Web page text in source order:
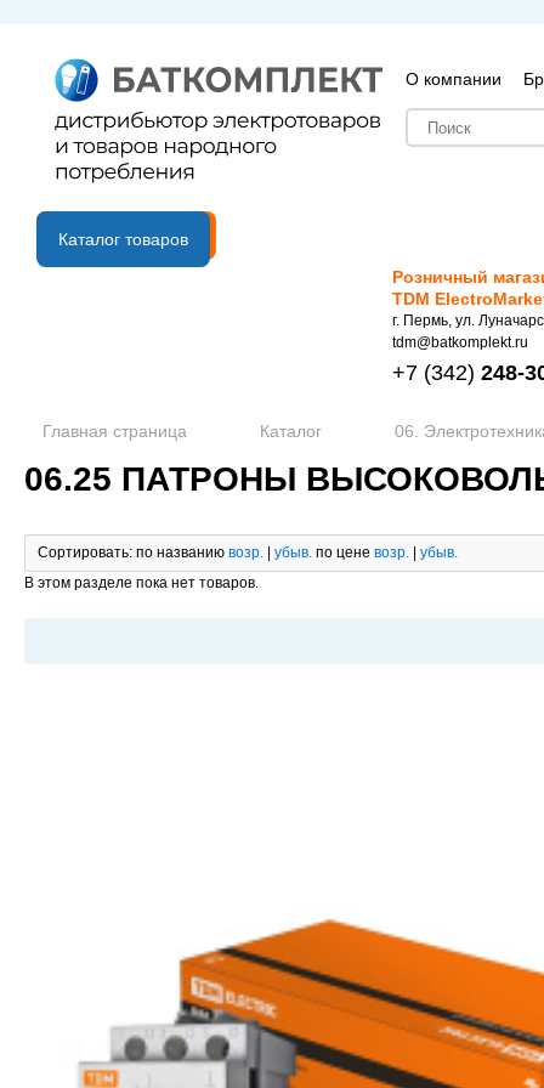
О компании
B2B портал
Каталог товаров
Розничный
TDM
г. Пермь, ул.
tdm@batkomplekt.ru
+7 (342) 248-
Главная страница Каталог 06.
06.25 ПАТРОНЫ
Сортировать: по названию возр. | убыв. по цене возр. | убыв.
В этом разделе пока нет товаров.